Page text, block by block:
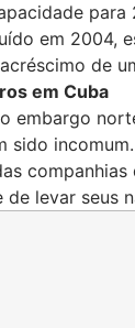
para
em 2004,
de
em Cuba
embargo
sido
de levar seus